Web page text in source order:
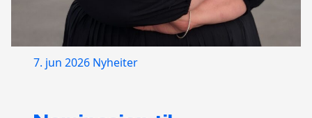
7. jun 2026 Nyheiter